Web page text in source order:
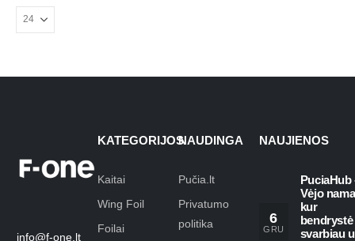
info@f-one.lt
KATEGORIJOS
Kaitai
Wing Foil
Foilai
NAUDINGA
Pučia.lt
Privatumo
politika
NAUJIENOS
6
GRU
PuciaHub
Vėjo
kur
bendrystė
svarbiau